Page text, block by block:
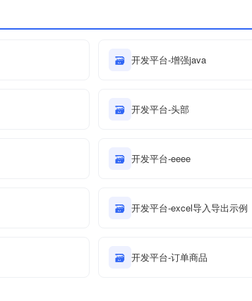
🗃 开发平台-增强java
🗃 开发平台-头部
🗃 开发平台-eeee
🗃 开发平台-excel导入导出示例
🗃 开发平台-订单商品